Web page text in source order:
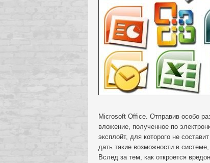
Microsoft Office. Отправив особо
вложение, полученное по
эксплойт, для которого не
дать такие возможности в
Вслед за тем, как откроется